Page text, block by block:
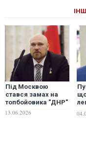
Під Москвою
стався замах на
топбойовика "ДНР"
13.06.2026